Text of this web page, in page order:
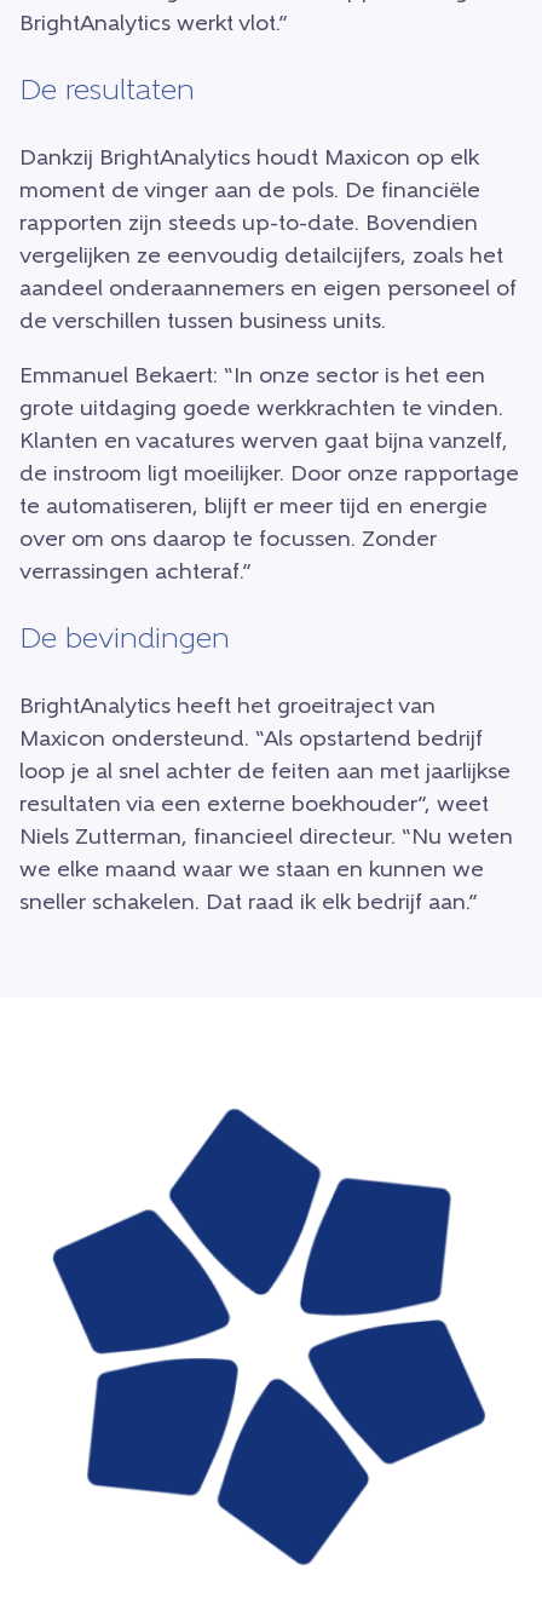
BrightAnalytics werkt vlot.”
De resultaten
Dankzij BrightAnalytics houdt Maxicon op elk
moment de vinger aan de pols. De financiële
rapporten zijn steeds up-to-date. Bovendien
vergelijken ze eenvoudig detailcijfers, zoals het
aandeel onderaannemers en eigen personeel of
de verschillen tussen business units.
Emmanuel Bekaert: “In onze sector is het een
grote uitdaging goede werkkrachten te vinden.
Klanten en vacatures werven gaat bijna vanzelf,
de instroom ligt moeilijker. Door onze rapportage
te automatiseren, blijft er meer tijd en energie
over om ons daarop te focussen. Zonder
verrassingen achteraf.”
De bevindingen
BrightAnalytics heeft het groeitraject van
Maxicon ondersteund. “Als opstartend bedrijf
loop je al snel achter de feiten aan met jaarlijkse
resultaten via een externe boekhouder”, weet
Niels Zutterman, financieel directeur. “Nu weten
we elke maand waar we staan en kunnen we
sneller schakelen. Dat raad ik elk bedrijf aan.”